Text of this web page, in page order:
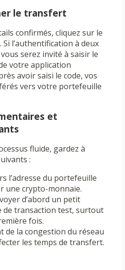
le transfert
confirmés, cliquez sur le
. Si l’authentification à deux
serez invité à saisir le
votre application
avoir saisi le code, vos
vers votre portefeuille
et
fluide, gardez à
:
l’adresse du portefeuille
une crypto-monnaie.
d’abord un petit
de transaction test, surtout
fois.
de la congestion du réseau
les temps de transfert.